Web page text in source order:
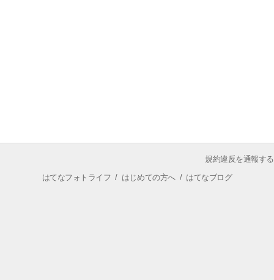
規約違反を通報する
はてなフォトライフ / はじめての方へ/ はてなブログ